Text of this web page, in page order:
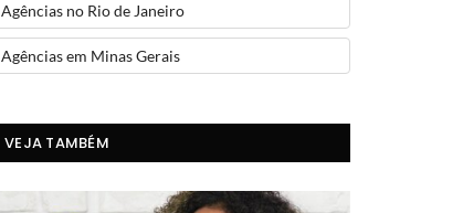
Agências no Rio de Janeiro
Agências em Minas Gerais
VEJA TAMBÉM